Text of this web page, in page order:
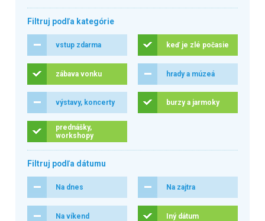
Filtruj podľa kategórie
vstup zdarma keď je zlé počasie
zábava vonku hrady a múzeá
výstavy, koncerty burzy a jarmoky
prednášky,
workshopy
Filtruj podľa dátumu
Na dnes Na zajtra
Na víkend Iný dátum